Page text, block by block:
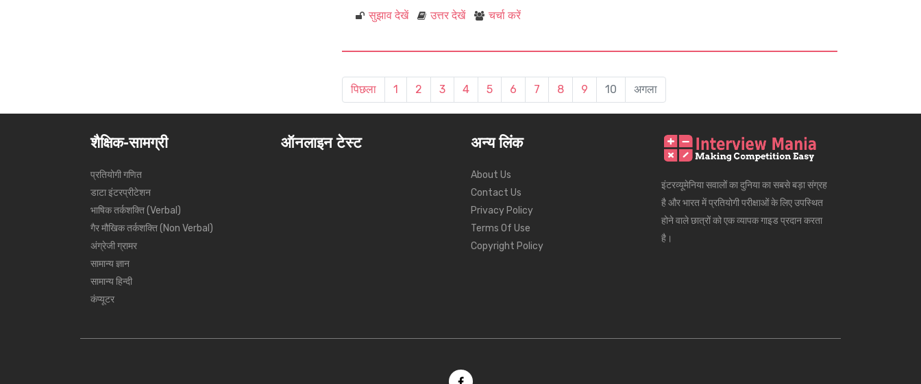
सुझाव देखें उत्तर देखें चर्चा करें
पिछला 1 2 3 4 5 6 7 8 9 10 अगला
शैक्षिक-सामग्री
प्रतियोगी गणित
डाटा इंटरप्रीटेशन
भाषिक तर्कशक्ति (Verbal)
गैर मौखिक तर्कशक्ति (Non Verbal)
अंग्रेजी ग्रामर
सामान्य ज्ञान
सामान्य हिन्दी
कंप्यूटर
ऑनलाइन टेस्ट अन्य लिंक
About Us
Contact Us
Privacy Policy
Terms Of Use
Copyright Policy
इंटरव्यूमेनिया सवालों का दुनिया का सबसे बड़ा संग्रह
है और भारत में प्रतियोगी परीक्षाओं के लिए उपस्थित
होने वाले छात्रों को एक व्यापक गाइड प्रदान करता
है।